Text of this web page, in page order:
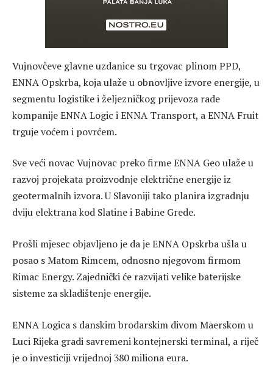
Vujnovčeve glavne uzdanice su trgovac plinom PPD,
ENNA Opskrba, koja ulaže u obnovljive izvore energije, u
segmentu logistike i željezničkog prijevoza rade
kompanije ENNA Logic i ENNA Transport, a ENNA Fruit
trguje voćem i povrćem.
Sve veći novac Vujnovac preko firme ENNA Geo ulaže u
razvoj projekata proizvodnje električne energije iz
geotermalnih izvora. U Slavoniji tako planira izgradnju
dviju elektrana kod Slatine i Babine Grede.
Prošli mjesec objavljeno je da je ENNA Opskrba ušla u
posao s Matom Rimcem, odnosno njegovom firmom
Rimac Energy. Zajednički će razvijati velike baterijske
sisteme za skladištenje energije.
ENNA Logica s danskim brodarskim divom Maerskom u
Luci Rijeka gradi savremeni kontejnerski terminal, a riječ
je o investiciji vrijednoj 380 miliona eura.